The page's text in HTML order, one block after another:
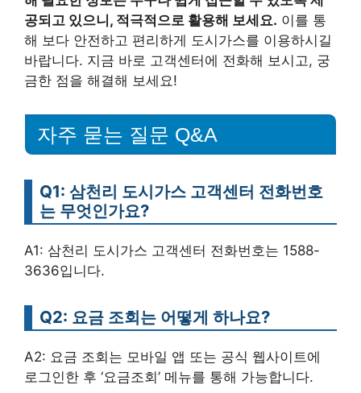
공되고 있으니, 적극적으로 활용해 보세요. 이를 통
해 보다 안전하고 편리하게 도시가스를 이용하시길
바랍니다. 지금 바로 고객센터에 전화해 보시고, 궁
금한 점을 해결해 보세요!
자주 묻는 질문 Q&A
Q1: 삼천리 도시가스 고객센터 전화번호
는 무엇인가요?
A1: 삼천리 도시가스 고객센터 전화번호는 1588-
3636입니다.
Q2: 요금 조회는 어떻게 하나요?
A2: 요금 조회는 모바일 앱 또는 공식 웹사이트에
로그인한 후 ‘요금조회’ 메뉴를 통해 가능합니다.